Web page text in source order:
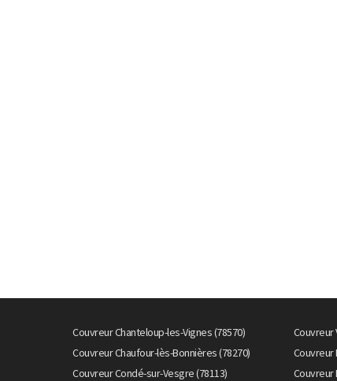
Couvreur Chanteloup-les-Vignes (78570) Couvreur
Couvreur Chaufour-lès-Bonnières (78270)
Couvreur
Couvreur Condé-sur-Vesgre (78113)
Couvreur